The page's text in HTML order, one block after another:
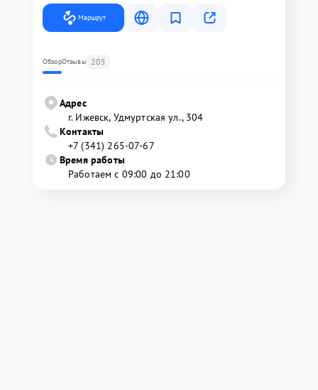
Маршрут
ОбзорОтзывы 205
Адрес
г. Ижевск, Удмуртская ул., 304
Контакты
+7 (341) 265-07-67
Время работы
Работаем с 09:00 до 21:00